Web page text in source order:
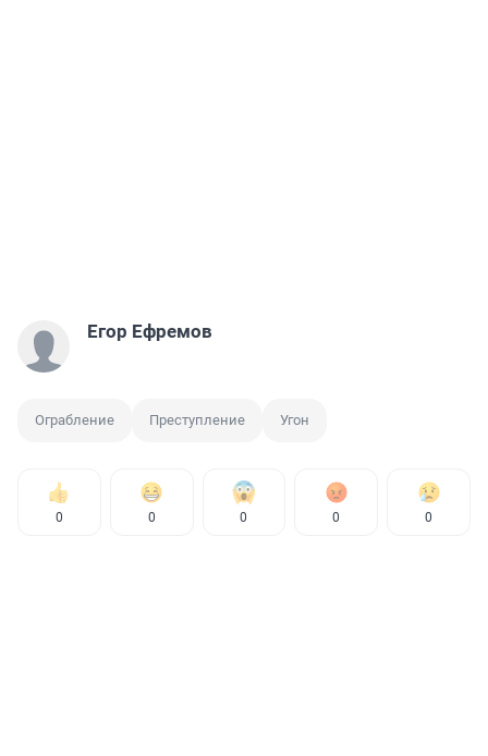
Егор Ефремов
Ограбление Преступление Угон
0 0 0 0 0